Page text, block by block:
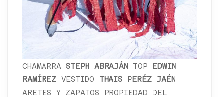
CHAMARRA STEPH ABRAJÁN TOP
EDWIN
RAMÍREZ VESTIDO THAIS PERÉZ JAÉN
ARETES Y ZAPATOS PROPIEDAD DEL